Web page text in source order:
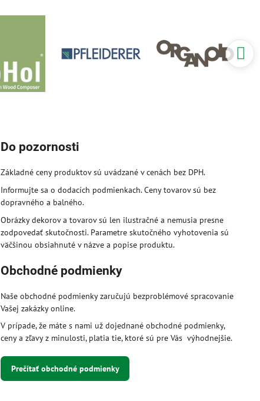
Do pozornosti
Základné ceny produktov sú uvádzané v cenách bez DPH.
Informujte sa o dodacích podmienkach. Ceny tovarov sú bez
dopravného a balného.
Obrázky dekorov a tovarov sú len ilustračné a nemusia presne
zodpovedať skutočnosti. Parametre skutočného vyhotovenia sú
väčšinou obsiahnuté v názve a popise produktu.
Obchodné podmienky
Naše obchodné podmienky zaručujú bezproblémové spracovanie
Vašej zakázky online.
V prípade, že máte s nami už dojednané obchodné podmienky,
ceny a zľavy z minulosti, platia tie, ktoré sú pre Vás výhodnejšie.
Prečítať obchodné podmienky